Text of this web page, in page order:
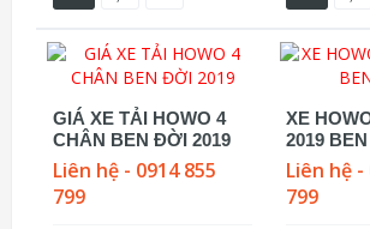
GIÁ XE TẢI HOWO 4
CHÂN BEN ĐỜI 2019
Liên hệ - 0914 855
799
XE
2019
Liên hệ -
799